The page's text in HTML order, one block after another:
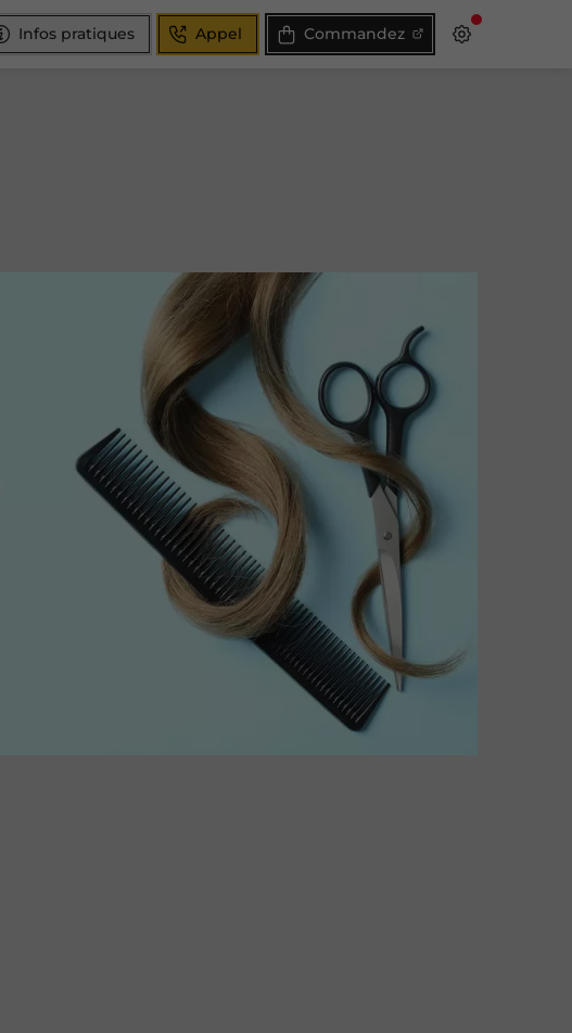
Infos pratiques Appel Commandez